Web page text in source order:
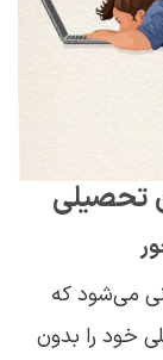
تحصیلی
می‌شود که
خود را بدون